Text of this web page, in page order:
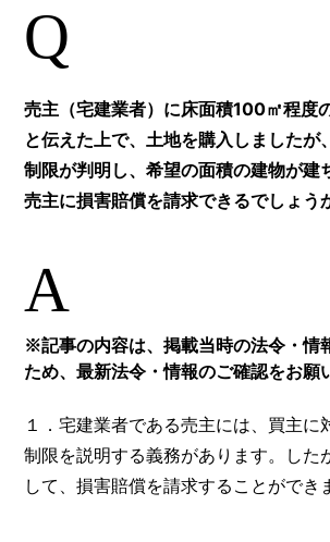
Q
売主（宅建業者）に床面積100㎡程度
と伝えた上で、土地を購入しましたが
制限が判明し、希望の面積の建物が建
売主に損害賠償を請求できるでしょう
A
※記事の内容は、掲載当時の法令・情
ため、最新法令・情報のご確認をお願
１．宅建業者である売主には、買主に
制限を説明する義務があります。した
して、損害賠償を請求することができ